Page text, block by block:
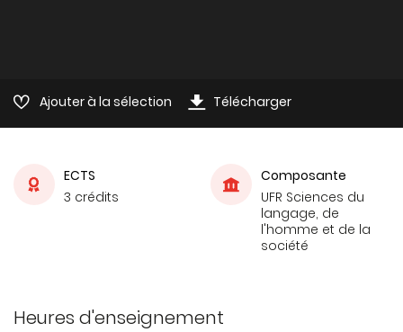
Ajouter à la sélection Télécharger
ECTS
3 crédits
Composante
UFR Sciences du
langage, de
l'homme et de la
société
Heures d'enseignement